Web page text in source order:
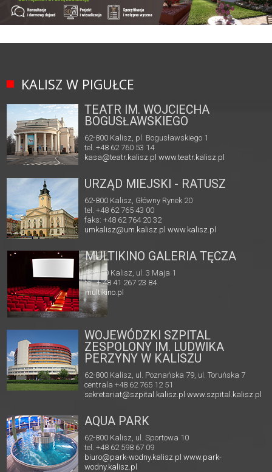
KALISZ W PIGUŁCE
TEATR IM. WOJCIECHA
BOGUSŁAWSKIEGO
62-800 Kalisz, pl. Bogusławskiego 1
tel. +48 62 760 53 14
kasa@teatr.kalisz.pl www.teatr.kalisz.pl
URZĄD MIEJSKI - RATUSZ
62-800 Kalisz, Główny Rynek 20
tel. +48 62 765 43 00
faks: +48 62 764 20 32
umkalisz@um.kalisz.plwww.kalisz.pl
MULTIKINO GALERIA TĘCZA
62-800 Kalisz, ul. 3 Maja 1
tel. + 48 41 267 23 84
multikino.pl
WOJEWÓDZKI SZPITAL
ZESPOLONY IM. LUDWIKA
PERZYNY W KALISZU
62-800 Kalisz, ul. Poznańska 79, ul. Toruńska 7
centrala +48 62 765 12 51
sekretariat@szpital.kalisz.pl www.szpital.kalisz.pl
AQUA PARK
62-800 Kalisz, ul. Sportowa 10
tel. +48 62 598 67 09
biuro@park-wodny.kalisz.pl www.park-
wodny.kalisz.pl